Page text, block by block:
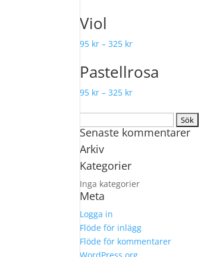
Viol
95 kr –325 kr
Pastellrosa
95 kr –325 kr
efter:
Senaste kommentarer
Arkiv
Kategorier
Inga kategorier
Meta
Logga in
Flöde för inlägg
Flöde för kommentarer